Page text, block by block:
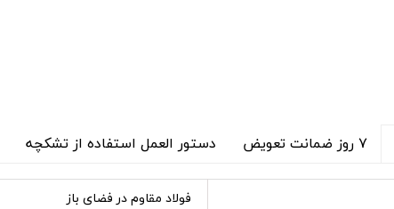
۷ روز ضمانت تعویض دستور العمل استفاده از تشکچه
فولاد مقاوم در فضای باز